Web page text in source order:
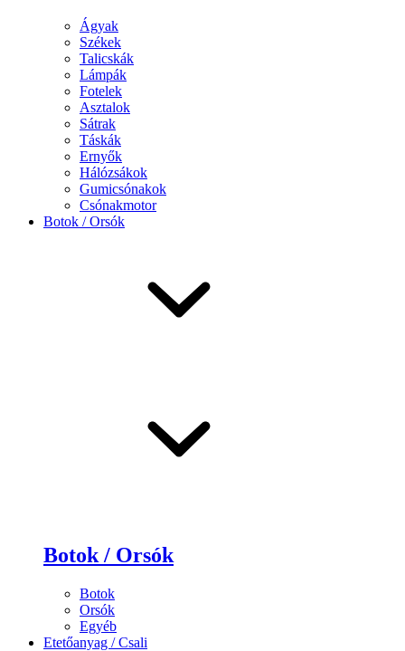
Ágyak
Székek
Talicskák
Lámpák
Fotelek
Asztalok
Sátrak
Táskák
Ernyők
Hálózsákok
Gumicsónakok
Csónakmotor
Botok / Orsók
Botok / Orsók
Botok
Orsók
Egyéb
Etetőanyag / Csali